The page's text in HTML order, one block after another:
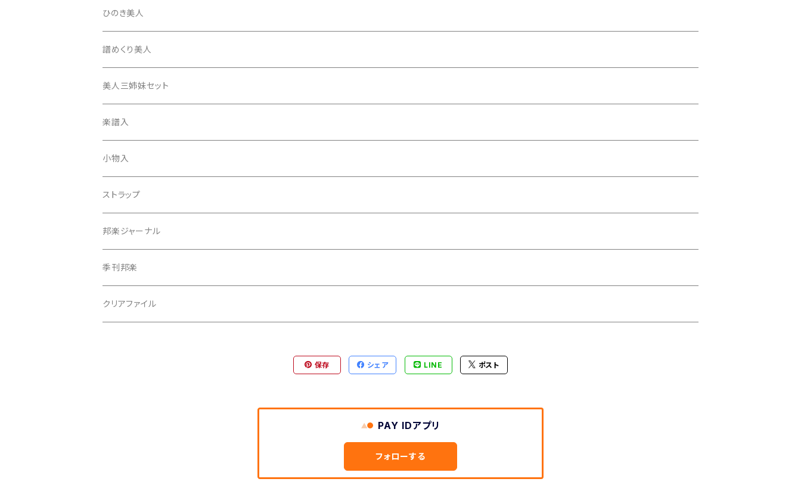
13絃用琴台（高）
消音フェルト
三角撥入（ファスナー式）
長唄・民謡撥
地唄撥
撥さや
撥滑り止めゴム
ひざゴム・胴ゴム・おひざもと
天神袋
天神巾着
指すり
つぼシール
撥皮・撥皮のり
胴板
ひのき美人
譜めくり美人
美人三姉妹セット
楽譜入
小物入
ストラップ
邦楽ジャーナル
季刊邦楽
クリアファイル
保存 シェア LINE ポスト
PAY IDアプリ
フォローする